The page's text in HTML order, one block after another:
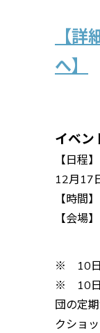
【
へ】
イベン
【日程
12月17
【時
【会場
※ 10日
※ 10日
団の定
クショ